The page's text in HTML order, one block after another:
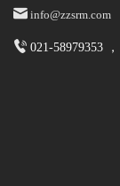
info@zzsrm.com
021-58979353